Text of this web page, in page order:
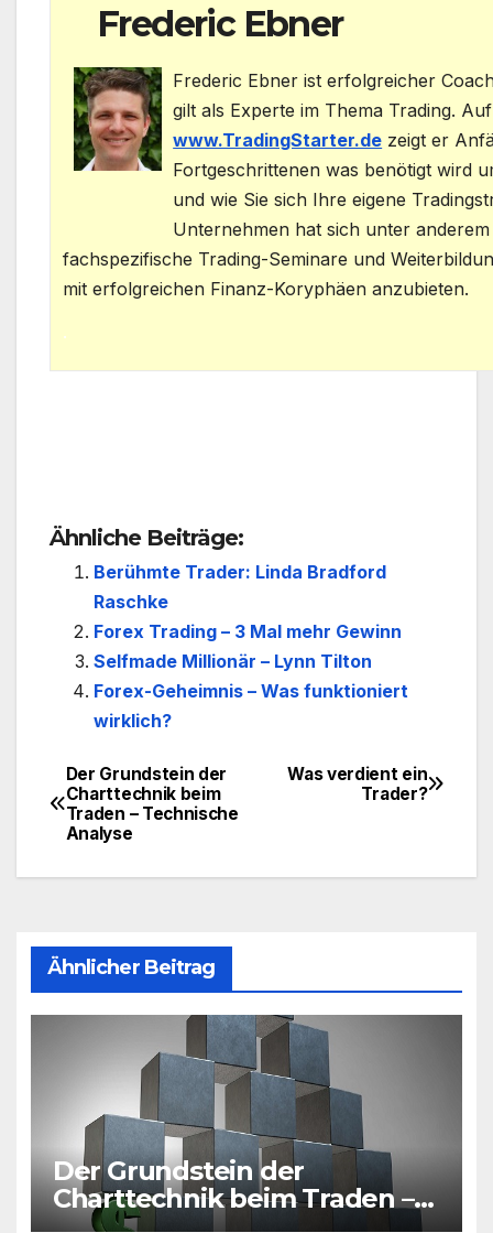
Frederic Ebner
Frederic Ebner ist erfolgreicher
gilt als Experte im Thema Trading.
www.TradingStarter.de zeigt er
Fortgeschrittenen was benötigt wird
und wie Sie sich Ihre eigene
Unternehmen hat sich unter
fachspezifische Trading-Seminare und
mit erfolgreichen Finanz-Koryphäen anzubieten.
.
Ähnliche Beiträge:
Berühmte Trader: Linda Bradford
Raschke
Forex Trading – 3 Mal mehr Gewinn
Selfmade Millionär – Lynn Tilton
Forex-Geheimnis – Was funktioniert
wirklich?
Beitragsnavigation
Was verdient ein
Trader?
Der Grundstein der
Charttechnik beim
Traden – Technische
Analyse
Ähnlicher Beitrag
Der Grundstein der
Charttechnik beim Traden –
Technische Analyse